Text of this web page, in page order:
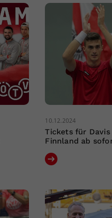
10.12.2024
Tickets für
Finnland ab